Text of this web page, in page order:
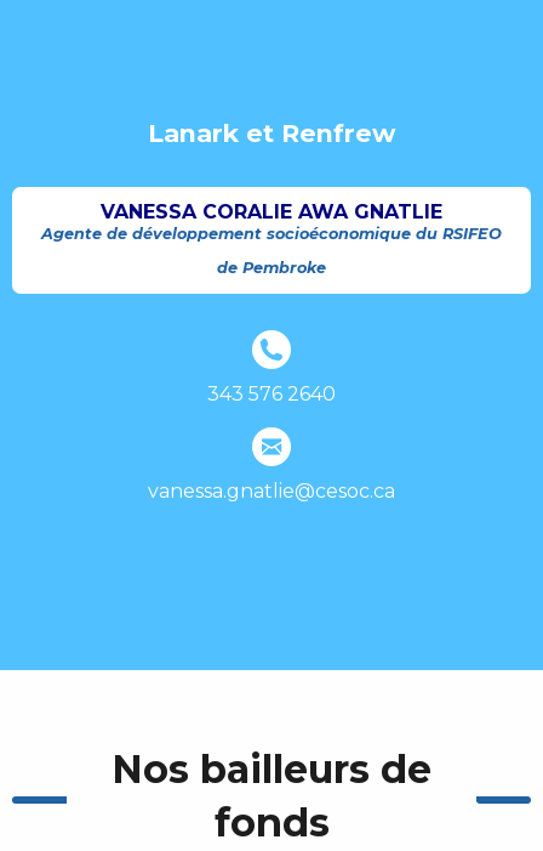
Lanark et Renfrew
VANESSA CORALIE AWA GNATLIE
Agente de développement socioéconomique du RSIFEO
de Pembroke
343 576 2640
vanessa.gnatlie@cesoc.ca
Nos bailleurs de
fonds